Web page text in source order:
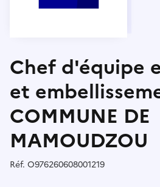
Chef d'équipe
et
COMMUNE DE
MAMOUDZOU
Réf. Référence :
O976260608001219